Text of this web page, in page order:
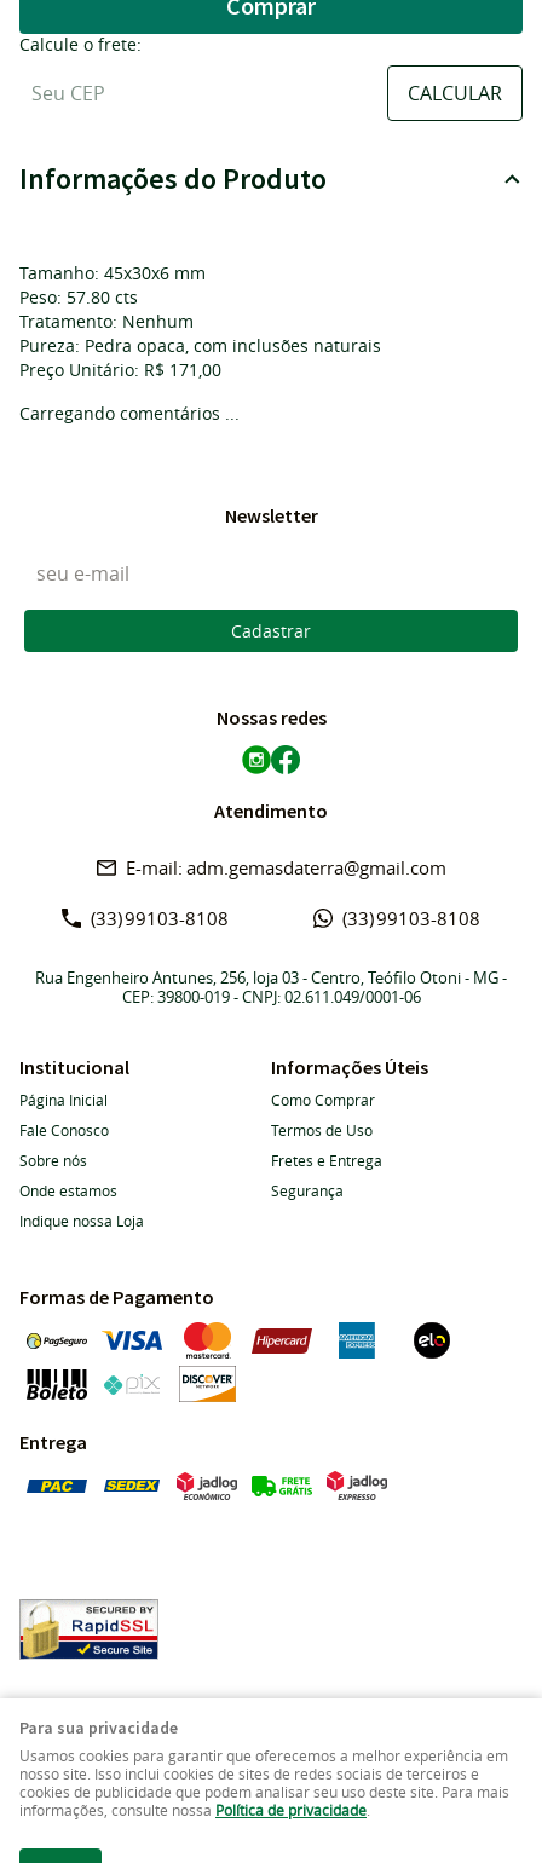
Calcule o frete:
Informações do Produto
Tamanho: 45x30x6 mm
Peso: 57.80 cts
Tratamento: Nenhum
Pureza: Pedra opaca, com inclusões naturais
Preço Unitário: R$ 171,00
Carregando comentários ...
Newsletter
Cadastrar
Nossas redes
Atendimento
(33)99103-8108 (33)99103-8108
adm.gemasdaterra@gmail.com
Rua Engenheiro Antunes, 256, loja 03-Centro, Teófilo Otoni- MG-
CEP: 39800-019- CNPJ: 02.611.049/0001-06
Institucional
Página Inicial
Fale Conosco
Sobre nós
Onde estamos
Indique nossa Loja
Informações Úteis
Como Comprar
Termos de Uso
Fretes e Entrega
Segurança
Formas de Pagamento
Entrega
LOJA VIRTUAL CRIADA POR
Para sua privacidade
Usamos cookies para garantir que oferecemos a melhor experiência em
nosso site. Isso inclui cookies de sites de redes sociais de terceiros e
cookies de publicidade que podem analisar seu uso deste site. Para mais
informações, consulte nossa Política de privacidade